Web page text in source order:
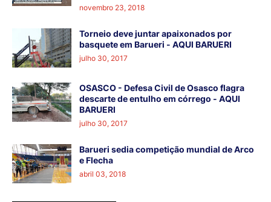
novembro 23, 2018
Torneio deve juntar apaixonados por
basquete em Barueri - AQUI BARUERI
julho 30, 2017
OSASCO - Defesa Civil de Osasco flagra
descarte de entulho em córrego - AQUI
BARUERI
julho 30, 2017
Barueri sedia competição mundial de Arco
e Flecha
abril 03, 2018